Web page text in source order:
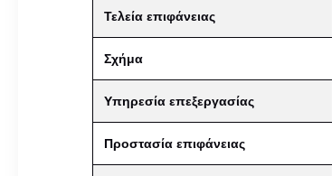
Τελεία επιφάνειας
Σχήμα
Υπηρεσία επεξεργασίας
Προστασία επιφάνειας